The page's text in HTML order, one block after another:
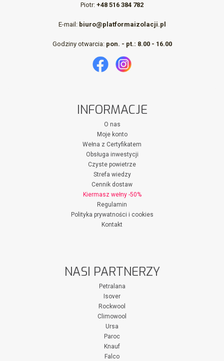
Piotr: +48 516 384 782
E-mail: biuro@platformaizolacji.pl
Godziny otwarcia: pon. - pt.: 8.00 - 16.00
INFORMACJE
O nas
Moje konto
Wełna z Certyfikatem
Obsługa inwestycji
Czyste powietrze
Strefa wiedzy
Cennik dostaw
Kiermasz wełny -50%
Regulamin
Polityka prywatności i cookies
Kontakt
NASI PARTNERZY
Petralana
Isover
Rockwool
Climowool
Ursa
Paroc
Knauf
Falco